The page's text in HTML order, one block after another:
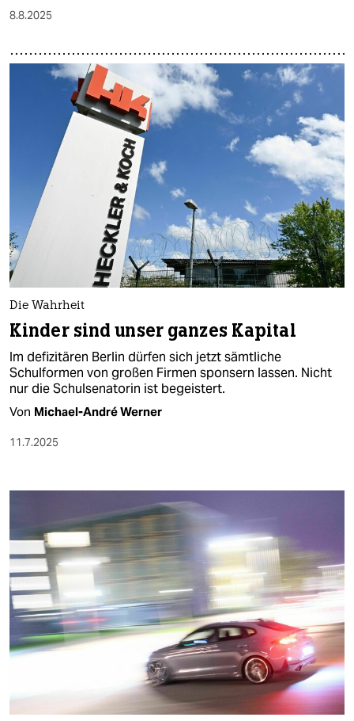
8.8.2025
Die Wahrheit
Kinder sind unser ganzes Kapital
Im defizitären Berlin dürfen sich jetzt sämtliche
Schulformen von großen Firmen sponsern lassen. Nicht
nur die Schulsenatorin ist begeistert.
Von Michael-André Werner
11.7.2025